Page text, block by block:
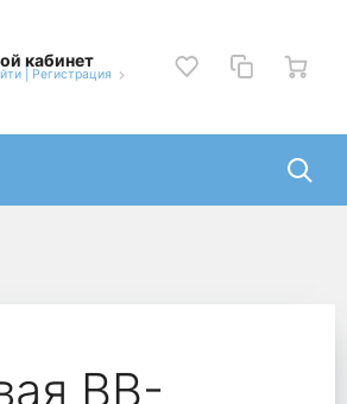
кабинет
Регистрация
BB-